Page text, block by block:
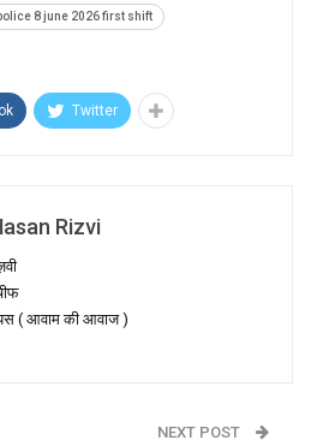
8 june 2026 first shift
Twitter
Rizvi
( आवाम की आवाज )
NEXT POST